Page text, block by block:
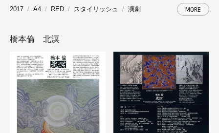
2017 A4 RED スタイリッシュ 演劇 MORE
橋本倫 北溟